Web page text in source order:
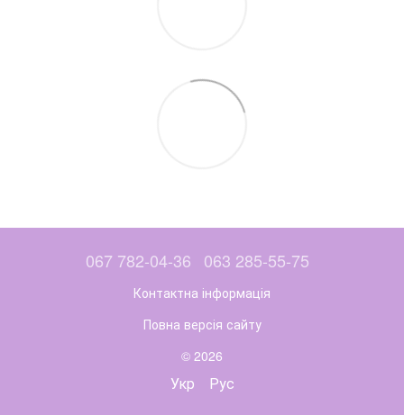
067 782-04-36 063 285-55-75
Контактна інформація
Повна версія сайту
© 2026
Укр Рус